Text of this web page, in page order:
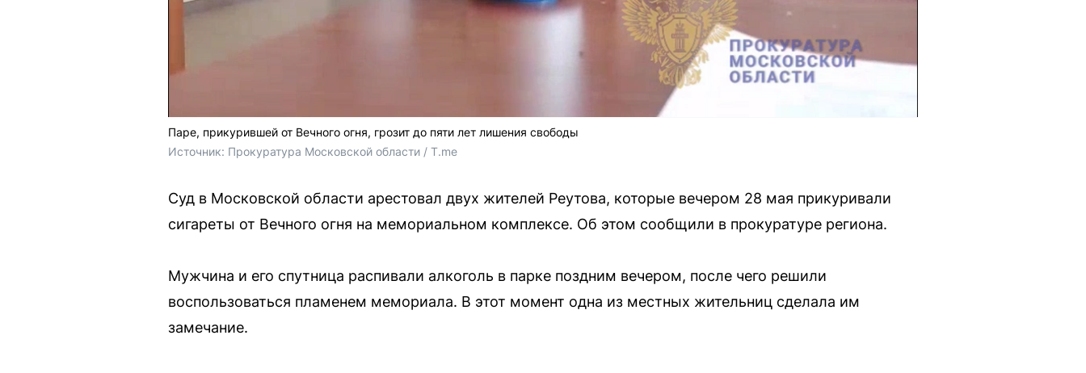
Паре, прикурившей от Вечного огня, грозит до пяти лет лишения свободы
Источник: Прокуратура Московской области / T.me
Суд в Московской области арестовал двух жителей Реутова, которые вечером 28 мая прикуривали
сигареты от Вечного огня на мемориальном комплексе. Об этом сообщили в прокуратуре региона.
Мужчина и его спутница распивали алкоголь в парке поздним вечером, после чего решили
воспользоваться пламенем мемориала. В этот момент одна из местных жительниц сделала им
замечание.